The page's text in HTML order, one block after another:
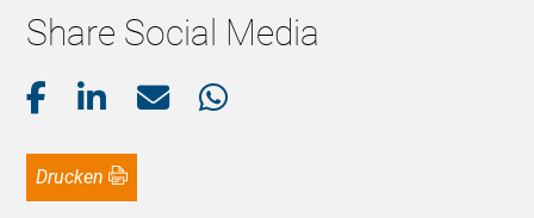
Share Social Media
Drucken